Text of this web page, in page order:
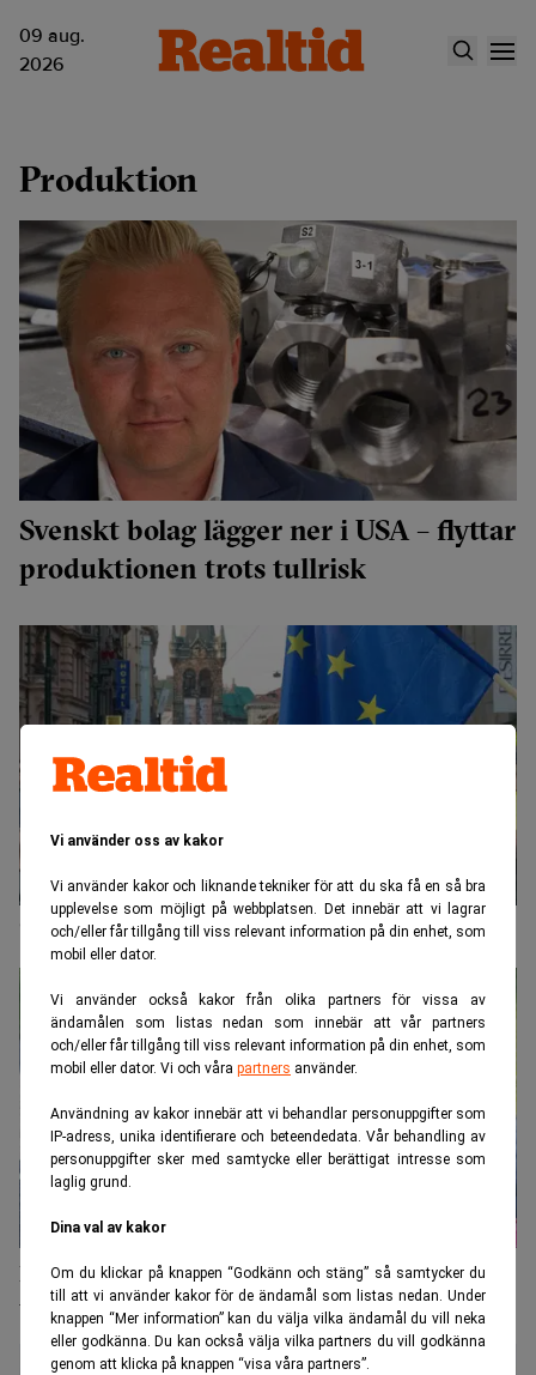
Vi använder oss av kakor
Vi använder kakor och liknande tekniker för att du ska få en så bra
upplevelse som möjligt på webbplatsen. Det innebär att vi lagrar
och/eller får tillgång till viss relevant information på din enhet, som
mobil eller dator.
Vi använder också kakor från olika partners för vissa av
ändamålen som listas nedan som innebär att vår partners
och/eller får tillgång till viss relevant information på din enhet, som
mobil eller dator. Vi och våra partners använder.
Användning av kakor innebär att vi behandlar personuppgifter som
IP-adress, unika identifierare och beteendedata. Vår behandling av
personuppgifter sker med samtycke eller berättigat intresse som
laglig grund.
Dina val av kakor
Om du klickar på knappen “Godkänn och stäng” så samtycker du
till att vi använder kakor för de ändamål som listas nedan. Under
knappen “Mer information” kan du välja vilka ändamål du vill neka
eller godkänna. Du kan också välja vilka partners du vill godkänna
genom att klicka på knappen “visa våra partners”.
09 aug.
2026
Produktion
Svenskt bolag lägger ner i USA – flyttar
produktionen trots tullrisk
”Made in Europe” – EU trappar upp mot Kina
Produktiviteten bromsar in – hotar framtidens
välfärd